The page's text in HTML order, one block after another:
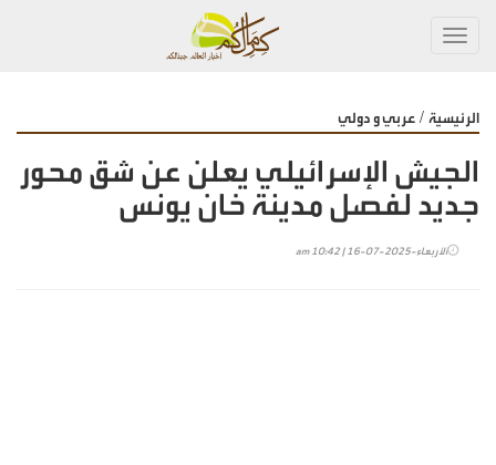
الرئيسية / عربي و دولي
الجيش الإسرائيلي يعلن عن شق محور
جديد لفصل مدينة خان يونس
الأربعاء-2025-07-16 | 10:42 am